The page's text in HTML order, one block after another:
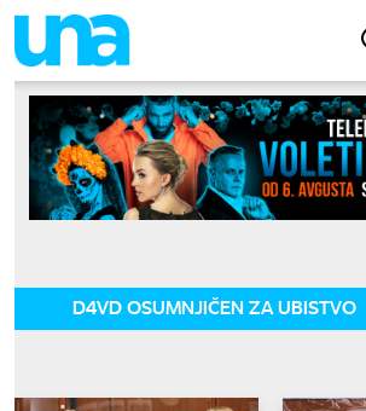
D4VD OSUMNJIČEN ZA UBISTVO